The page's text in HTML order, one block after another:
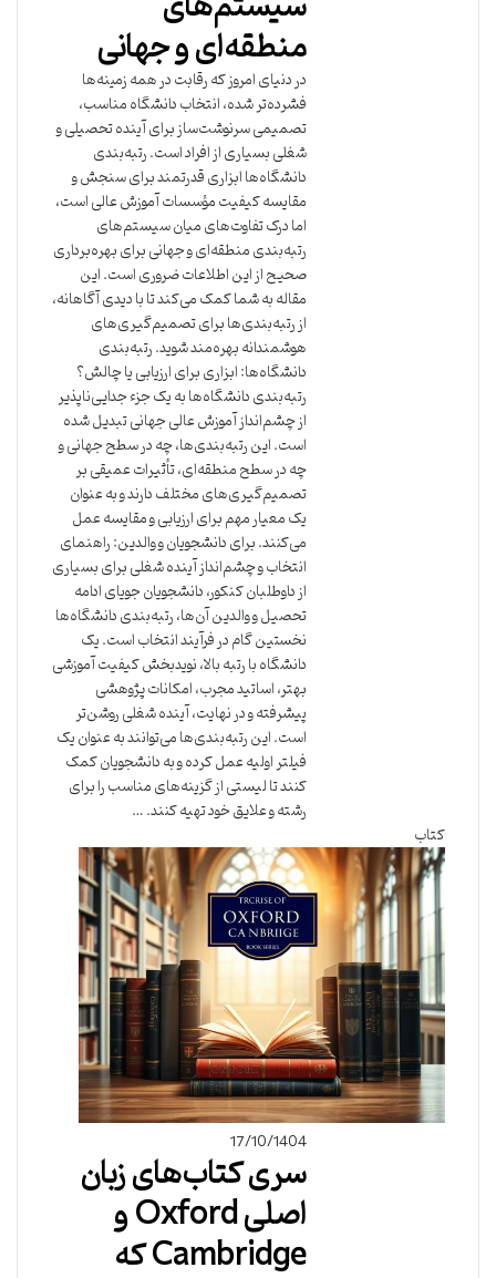
منطقه‌ای و جهانی
در دنیای امروز که رقابت در همه زمینه‌ها
فشرده‌تر شده، انتخاب دانشگاه مناسب،
تصمیمی سرنوشت‌ساز برای آینده تحصیلی و
شغلی بسیاری از افراد است. رتبه‌بندی
دانشگاه‌ها ابزاری قدرتمند برای سنجش و
مقایسه کیفیت مؤسسات آموزش عالی است،
اما درک تفاوت‌های میان سیستم‌های
رتبه‌بندی منطقه‌ای و جهانی برای بهره‌برداری
صحیح از این اطلاعات ضروری است. این
مقاله به شما کمک می‌کند تا با دیدی آگاهانه،
از رتبه‌بندی‌ها برای تصمیم‌گیری‌های
هوشمندانه بهره‌مند شوید. رتبه‌بندی
دانشگاه‌ها: ابزاری برای ارزیابی یا چالش؟
رتبه‌بندی دانشگاه‌ها به یک جزء جدایی‌ناپذیر
از چشم‌انداز آموزش عالی جهانی تبدیل شده
است. این رتبه‌بندی‌ها، چه در سطح جهانی و
چه در سطح منطقه‌ای، تأثیرات عمیقی بر
تصمیم‌گیری‌های مختلف دارند و به عنوان
یک معیار مهم برای ارزیابی و مقایسه عمل
می‌کنند. برای دانشجویان و والدین: راهنمای
انتخاب و چشم‌انداز آینده شغلی برای بسیاری
از داوطلبان کنکور، دانشجویان جویای ادامه
تحصیل و والدین آن‌ها، رتبه‌بندی دانشگاه‌ها
نخستین گام در فرآیند انتخاب است. یک
دانشگاه با رتبه بالا، نویدبخش کیفیت آموزشی
بهتر، اساتید مجرب، امکانات پژوهشی
پیشرفته و در نهایت، آینده شغلی روشن‌تر
است. این رتبه‌بندی‌ها می‌توانند به عنوان یک
فیلتر اولیه عمل کرده و به دانشجویان کمک
کنند تا لیستی از گزینه‌های مناسب را برای
رشته و علایق خود تهیه کنند. …
کتاب
17/10/1404
سری کتاب‌های زبان
اصلی Oxford و
Cambridge که